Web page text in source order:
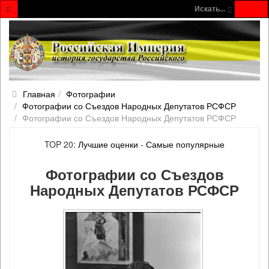
Искать...
Главная
Фотографии
Фотографии со Съездов Народных Депутатов РСФСР
Фотографии со Съездов Народных Депутатов РСФСР
TOP 20: Лучшие оценки - Самые популярные
Фотографии со Съездов
Народных Депутатов РСФСР